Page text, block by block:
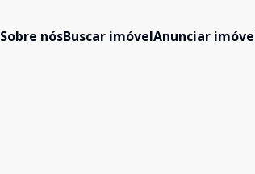
Sobre nósBuscar imóvelAnunciar